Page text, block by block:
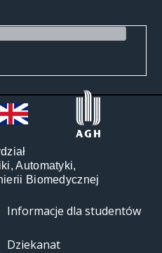
Automatyki,
Biomedycznej
Informacje dla studentów
Dziekanat